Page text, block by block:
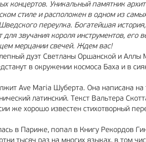
концертов. Уникальный памятник
стиле и расположен в одном из
переулка. Богатейшая история,
звучания короля инструментов, его
мерцании свечей. Ждем вас!
дуэт Светланы Оршанской и Аллы
в окружении космоса Баха и в
Аve Mariа Шуберта. Она написана на
латинский. Текст Вальтера
же хорошо известен стихотворный
в Париже, попал в Книгу Рекордов